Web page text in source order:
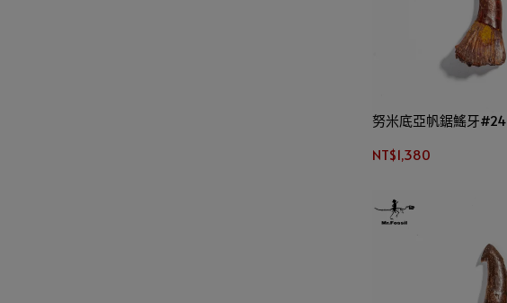
努米底亞帆鋸鰩牙#24
NT$1,380